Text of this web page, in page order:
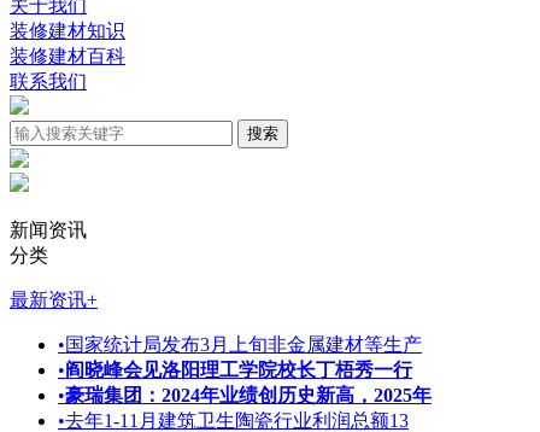
关于我们
装修建材知识
装修建材百科
联系我们
新闻资讯
分类
最新资讯+
•国家统计局发布3月上旬非金属建材等生产
•阎晓峰会见洛阳理工学院校长丁梧秀一行
•豪瑞集团：2024年业绩创历史新高，2025年
•去年1-11月建筑卫生陶瓷行业利润总额13